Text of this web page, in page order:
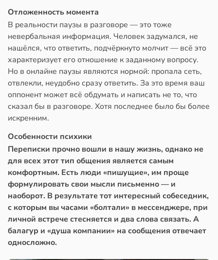
Отложенность момента
В реальности паузы в разговоре — это тоже
невербальная информация. Человек задумался, не
нашёлся, что ответить, подчёркнуто молчит — всё это
характеризует его отношение к заданному вопросу.
Но в онлайне паузы являются нормой: пропала сеть,
отвлекли, неудобно сразу ответить. За это время ваш
оппонент может всё обдумать и написать не то, что
сказал бы в разговоре. Хотя последнее было бы более
искренним.
Особенности психики
Переписки прочно вошли в нашу жизнь, однако не
для всех этот тип общения является самым
комфортным. Есть люди «пишущие», им проще
формулировать свои мысли письменно — и
наоборот. В результате тот интересный собеседник,
с которым вы часами «болтали» в мессенджере, при
личной встрече стесняется и два слова связать. А
балагур и «душа компании» на сообщения отвечает
односложно.